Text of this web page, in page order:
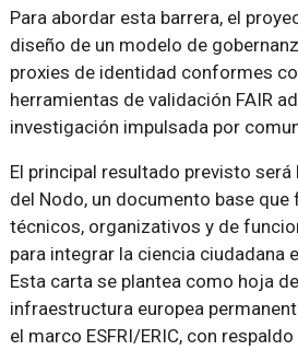
Para abordar esta barrera, el
diseño de un modelo de
proxies de identidad conformes
herramientas de validación FAIR
investigación impulsada por
El principal resultado previsto será
del Nodo, un documento base
técnicos, organizativos y de
para integrar la ciencia ciudadana
Esta carta se plantea como hoja
infraestructura europea
el marco ESFRI/ERIC, con